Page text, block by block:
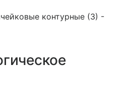
контурные (3) -